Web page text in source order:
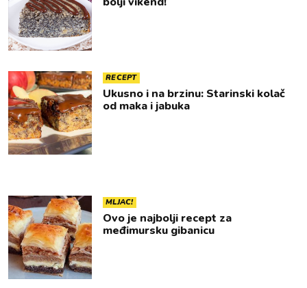
RECEPT
Ukusno i na brzinu: Starinski kolač
od maka i jabuka
MLJAC!
Ovo je najbolji recept za
međimursku gibanicu